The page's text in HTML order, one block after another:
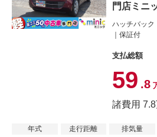
門店ミニ
ハッチバック
保証付
支払総額
59 .8
諸費用 7.8
年式 走行距離 排気量